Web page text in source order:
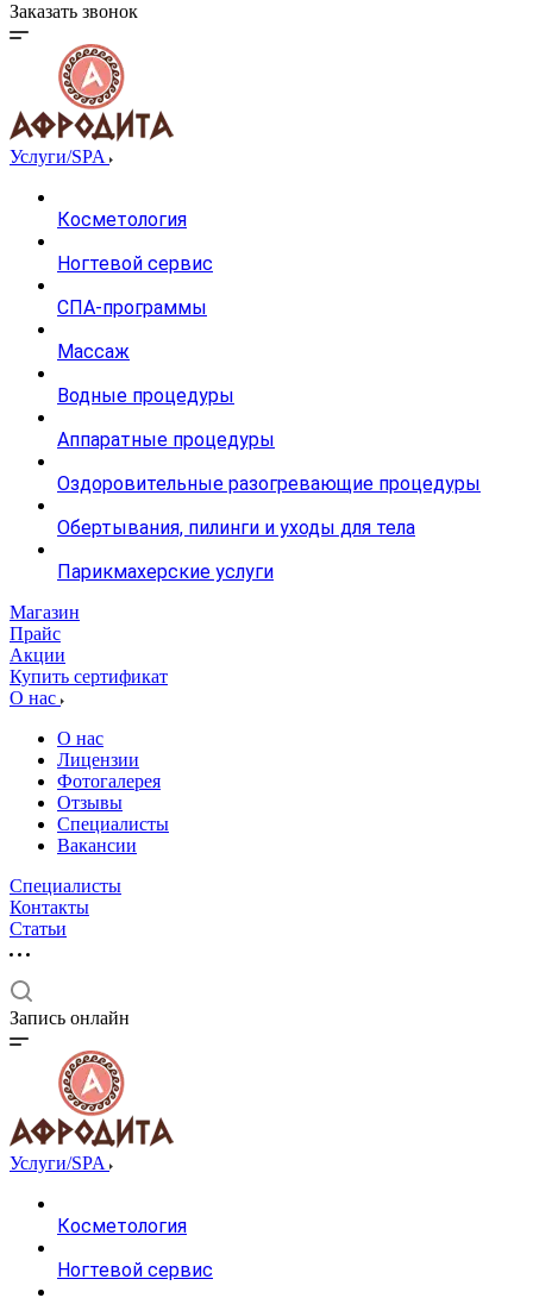
Заказать звонок
Услуги/SPA
Косметология
Ногтевой сервис
СПА-программы
Массаж
Водные процедуры
Аппаратные процедуры
Оздоровительные разогревающие процедуры
Обертывания, пилинги и уходы для тела
Парикмахерские услуги
Магазин
Прайс
Акции
Купить сертификат
О нас
О нас
Лицензии
Фотогалерея
Отзывы
Специалисты
Вакансии
Специалисты
Контакты
Статьи
Запись онлайн
Услуги/SPA
Косметология
Ногтевой сервис